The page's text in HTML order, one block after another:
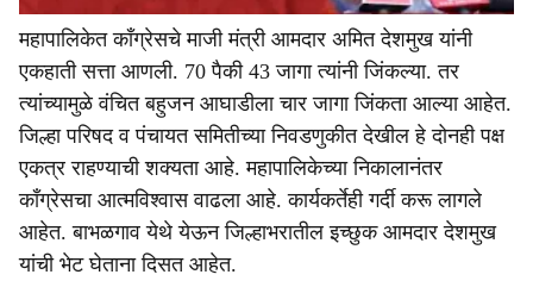
महापालिकेत काँग्रेसचे माजी मंत्री आमदार अमित देशमुख यांनी
एकहाती सत्ता आणली. 70 पैकी 43 जागा त्यांनी जिंकल्या. तर
त्यांच्यामुळे वंचित बहुजन आघाडीला चार जागा जिंकता आल्या आहेत.
जिल्हा परिषद व पंचायत समितीच्या निवडणुकीत देखील हे दोनही पक्ष
एकत्र राहण्याची शक्यता आहे. महापालिकेच्या निकालानंतर
काँग्रेसचा आत्मविश्वास वाढला आहे. कार्यकर्तेही गर्दी करू लागले
आहेत. बाभळगाव येथे येऊन जिल्हाभरातील इच्छुक आमदार देशमुख
यांची भेट घेताना दिसत आहेत.